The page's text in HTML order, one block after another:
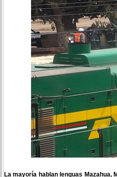
La mayoría hablan lenguas Mazahua,